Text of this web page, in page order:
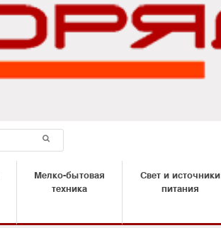
Мелко-бытовая
техника
Свет и источники
питания